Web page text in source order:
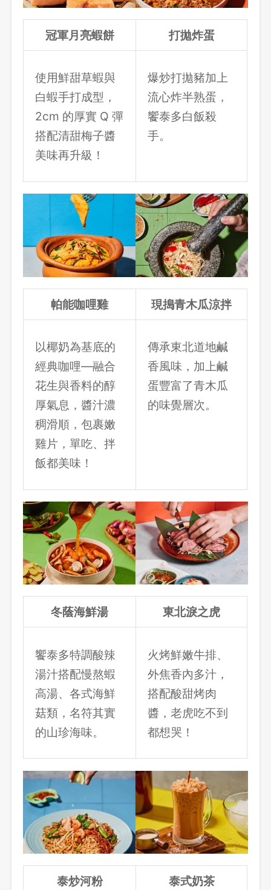
冠軍月亮蝦餅 打拋炸蛋
使用鮮甜草蝦與
白蝦手打成型，
2cm 的厚實 Q 彈
搭配清甜梅子醬
美味再升級！
爆炒打拋豬加上
流心炸半熟蛋，
饗泰多白飯殺
手。
帕能咖哩雞 現搗青木瓜涼拌
以椰奶為基底的
經典咖哩—融合
花生與香料的醇
厚氣息，醬汁濃
稠滑順，包裹嫩
雞片，單吃、拌
飯都美味！
傳承東北道地鹹
香風味，加上鹹
蛋豐富了青木瓜
的味覺層次。
冬蔭海鮮湯 東北淚之虎
饗泰多特調酸辣
湯汁搭配慢熬蝦
高湯、各式海鮮
菇類，名符其實
的山珍海味。
火烤鮮嫩牛排、
外焦香內多汁，
搭配酸甜烤肉
醬，老虎吃不到
都想哭！
泰炒河粉 泰式奶茶
確定要登出嗎？
先不要